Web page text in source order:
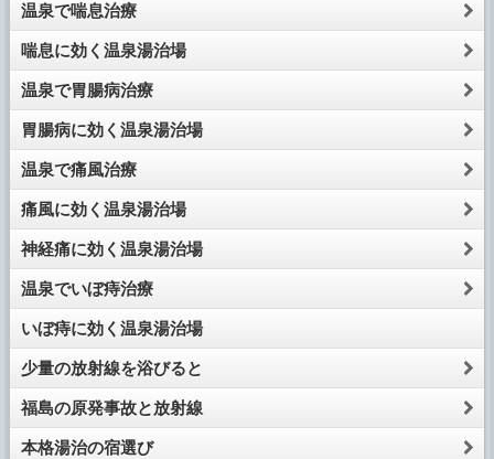
温泉で喘息治療
喘息に効く温泉湯治場
温泉で胃腸病治療
胃腸病に効く温泉湯治場
温泉で痛風治療
痛風に効く温泉湯治場
神経痛に効く温泉湯治場
温泉でいぼ痔治療
いぼ痔に効く温泉湯治場
少量の放射線を浴びると
福島の原発事故と放射線
本格湯治の宿選び